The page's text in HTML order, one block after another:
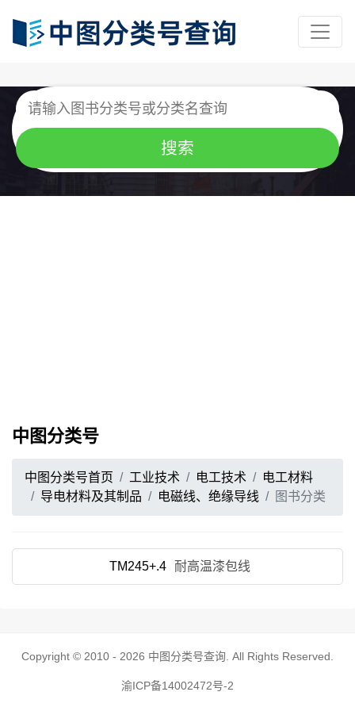
中图分类号
中图分类号首页 工业技术 电工技术
电工材料
导电材料及其制品
电磁线、绝缘导线 图书分类
TM245+.4 耐高温漆包线
Copyright © 2010 - 2026 中图分类号查询 . All Rights Reserved.
渝ICP备14002472号-2